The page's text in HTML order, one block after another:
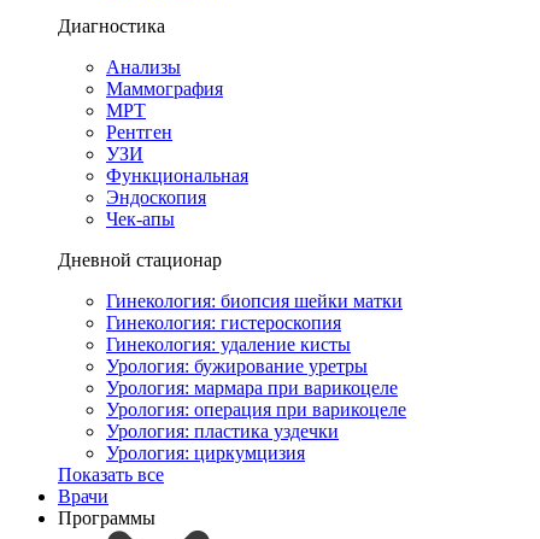
Диагностика
Анализы
Маммография
МРТ
Рентген
УЗИ
Функциональная
Эндоскопия
Чек-апы
Дневной стационар
Гинекология: биопсия шейки матки
Гинекология: гистероскопия
Гинекология: удаление кисты
Урология: бужирование уретры
Урология: мармара при варикоцеле
Урология: операция при варикоцеле
Урология: пластика уздечки
Урология: циркумцизия
Показать все
Врачи
Программы